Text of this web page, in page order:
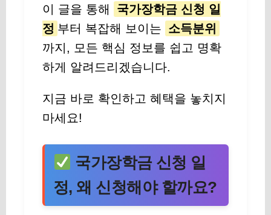
이 글을 통해
국가장학금 신청 일
정 부터 복잡해 보이는 소득분위
까지, 모든 핵심 정보를 쉽고 명확
하게 알려드리겠습니다.
지금 바로 확인하고 혜택을 놓치지
마세요!
국가장학금 신청 일
정, 왜 신청해야 할까요?